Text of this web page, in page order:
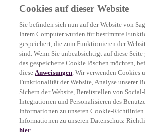
more information)
Cookies auf dieser Website
Sie befinden sich nun auf der Website von
Ihrem Computer wurden für bestimmte
gespeichert, die zum Funktionieren der
sind. Wenn Sie unbeabsichtigt auf diese
das gespeicherte Cookie löschen möchten,
dieseAnweisungen. Wir verwenden Cookies
Funktionalität der Website, Analyse unserer
Sichern der Website, Bereitstellen von
Integrationen und Personalisieren des
Informationen zu unseren Cookie-
Informationen zu unseren Datenschutz-
hier.